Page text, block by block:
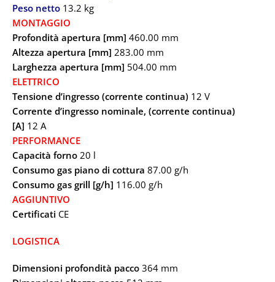
Peso netto 13.2 kg
MONTAGGIO
Profondità apertura [mm] 460.00 mm
Altezza apertura [mm] 283.00 mm
Larghezza apertura [mm] 504.00 mm
ELETTRICO
Tensione d’ingresso (corrente continua) 12 V
Corrente d’ingresso nominale, (corrente continua)
[A] 12 A
PERFORMANCE
Capacità forno 20 l
Consumo gas piano di cottura 87.00 g/h
Consumo gas grill [g/h] 116.00 g/h
AGGIUNTIVO
Certificati CE
LOGISTICA
Dimensioni profondità pacco 364 mm